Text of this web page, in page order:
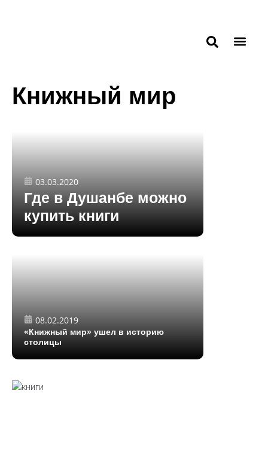
Книжный мир
03.03.2020
Где в Душанбе можно
купить книги
08.02.2019
«Книжный мир» ушел в историю
столицы